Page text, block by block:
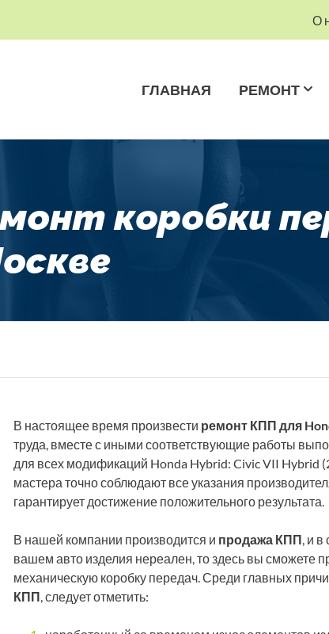
ГЛАВНАЯ РЕМОНТ
О
коробки
В настоящее время произвести ремонт КПП для
труда, вместе с иными соответствующие работы
для всех модификаций Honda Hybrid: Civic VII Hybrid
мастера точно соблюдают все указания
гарантирует достижение положительного результата.
В нашей компании производится и продажа КПП, и в
вашем авто изделия нереален, то здесь вы сможете
механическую коробку передач. Среди главных
КПП, следует отметить: